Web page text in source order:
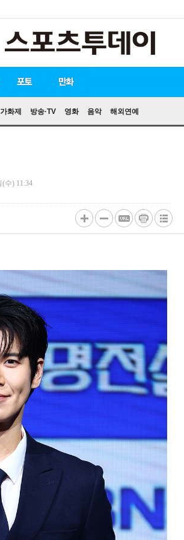
화제 방송·TV 영화 음악 해외연예
포토
만화
(수) 11:34
url 복 인쇄 목록